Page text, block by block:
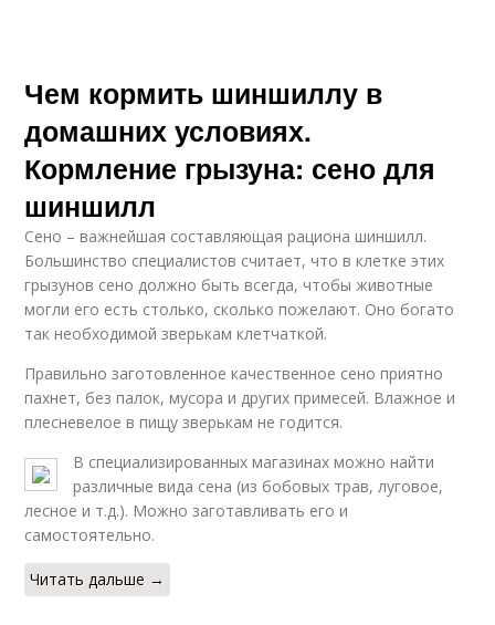
Чем кормить шиншиллу в
домашних условиях.
Кормление грызуна: сено для
шиншилл
Сено – важнейшая составляющая рациона шиншилл.
Большинство специалистов считает, что в клетке этих
грызунов сено должно быть всегда, чтобы животные
могли его есть столько, сколько пожелают. Оно богато
так необходимой зверькам клетчаткой.
Правильно заготовленное качественное сено приятно
пахнет, без палок, мусора и других примесей. Влажное и
плесневелое в пищу зверькам не годится.
В специализированных магазинах можно найти
различные вида сена (из бобовых трав, луговое,
лесное и т.д.). Можно заготавливать его и
самостоятельно.
Читать дальше →